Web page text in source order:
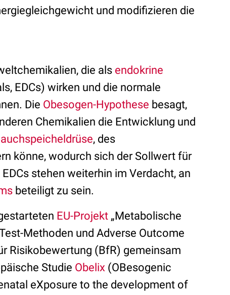
und modifizieren die
die als endokrine
EDCs) wirken und die normale
Die Obesogen-Hypothese besagt,
Chemikalien die Entwicklung und
, des
könne, wodurch sich der Sollwert für
stehen weiterhin im Verdacht, an
beteiligt zu sein.
EU-Projekt „Metabolische
Methoden und Adverse Outcome
Risikobewertung (BfR) gemeinsam
Studie Obelix (OBesogenic
eXposure to the development of